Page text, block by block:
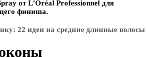
от L’Oréal Professionnel для
финиша.